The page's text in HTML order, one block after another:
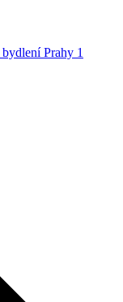
Prahy 1